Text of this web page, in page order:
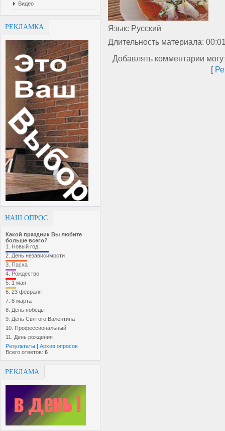
Видео
РЕКЛАМКА
НАШ ОПРОС
Какой праздник Вы любите
больше всего?
1. Новый год
2. День независимости
3. Пасха
4. Рождество
5. 1 мая
6. 23 февраля
7. 8 марта
8. День победы
9. День Святого Валентина
10. Профессиональный
11. День рождения
Результаты | Архив опросов
Всего ответов: 6
РЕКЛАМА
Язык: Русский
Длительность материала:
Добавлять комментарии
[